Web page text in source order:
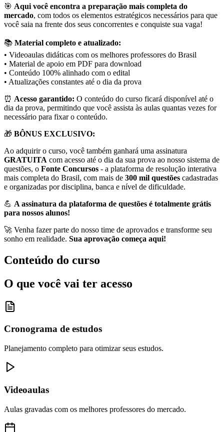
🎯 Aqui você encontra a preparação mais completa do
mercado, com todos os elementos estratégicos necessários para que
você saia na frente dos seus concorrentes e conquiste sua vaga!
📚 Material completo e atualizado:
• Videoaulas didáticas com os melhores professores do Brasil
• Material de apoio em PDF para download
• Conteúdo 100% alinhado com o edital
• Atualizações constantes até o dia da prova
⏰ Acesso garantido: O conteúdo do curso ficará disponível até o
dia da prova, permitindo que você assista às aulas quantas vezes for
necessário para fixar o conteúdo.
🎁 BÔNUS EXCLUSIVO:
Ao adquirir o curso, você também ganhará uma assinatura
GRATUITA com acesso até o dia da sua prova ao nosso sistema de
questões, o Fonte Concursos - a plataforma de resolução interativa
mais completa do Brasil, com mais de 300 mil questões cadastradas
e organizadas por disciplina, banca e nível de dificuldade.
💪 A assinatura da plataforma de questões é totalmente grátis
para nossos alunos!
🚀 Venha fazer parte do nosso time de aprovados e transforme seu
sonho em realidade. Sua aprovação começa aqui!
Conteúdo do curso
O que você vai ter acesso
Cronograma de estudos
Planejamento completo para otimizar seus estudos.
Videoaulas
Aulas gravadas com os melhores professores do mercado.